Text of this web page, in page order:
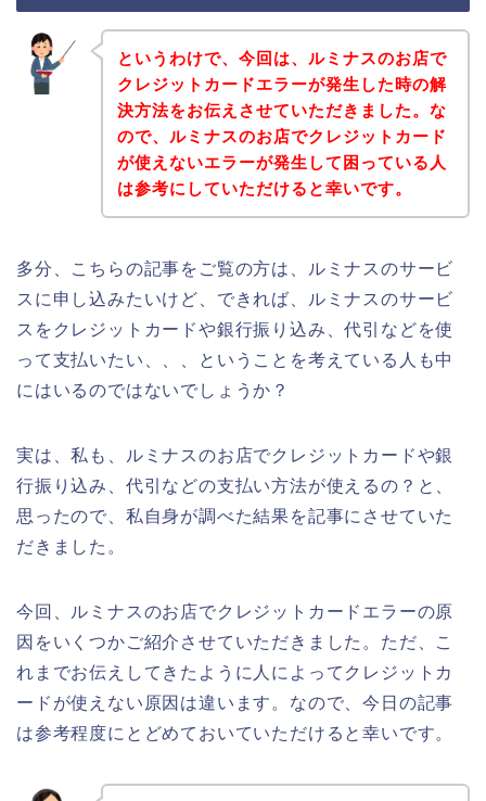
というわけで、今回は、ルミナスのお店で
クレジットカードエラーが発生した時の解
決方法をお伝えさせていただきました。な
ので、ルミナスのお店でクレジットカード
が使えないエラーが発生して困っている人
は参考にしていただけると幸いです。
多分、こちらの記事をご覧の方は、ルミナスのサービ
スに申し込みたいけど、できれば、ルミナスのサービ
スをクレジットカードや銀行振り込み、代引などを使
って支払いたい、、、ということを考えている人も中
にはいるのではないでしょうか？
実は、私も、ルミナスのお店でクレジットカードや銀
行振り込み、代引などの支払い方法が使えるの？と、
思ったので、私自身が調べた結果を記事にさせていた
だきました。
今回、ルミナスのお店でクレジットカードエラーの原
因をいくつかご紹介させていただきました。ただ、こ
れまでお伝えしてきたように人によってクレジットカ
ードが使えない原因は違います。なので、今日の記事
は参考程度にとどめておいていただけると幸いです。